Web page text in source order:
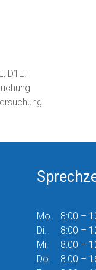
D1E:
Mo.
8:00 –
Di.
8:00 –
Mi.
8:00 –
Do.
8:00 –